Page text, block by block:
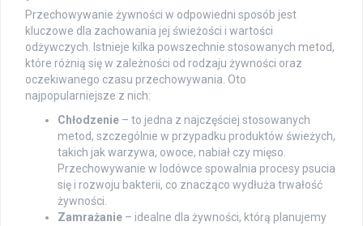
Przechowywanie żywności w odpowiedni sposób jest
kluczowe dla zachowania jej świeżości i wartości
odżywczych. Istnieje kilka powszechnie stosowanych metod,
które różnią się w zależności od rodzaju żywności oraz
oczekiwanego czasu przechowywania. Oto
najpopularniejsze z nich:
Chłodzenie – to jedna z najczęściej stosowanych
metod, szczególnie w przypadku produktów świeżych,
takich jak warzywa, owoce, nabiał czy mięso.
Przechowywanie w lodówce spowalnia procesy psucia
się i rozwoju bakterii, co znacząco wydłuża trwałość
żywności.
Zamrażanie – idealne dla żywności, którą planujemy